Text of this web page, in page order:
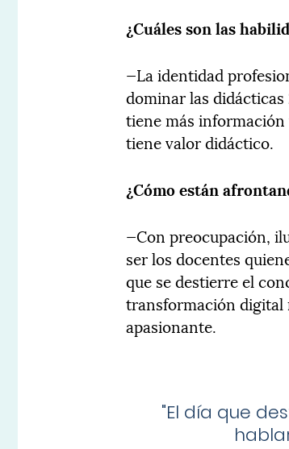
¿Cuáles son las
—La identidad
dominar las
tiene más
tiene valor didáctico.
¿Cómo están
—Con preocupación,
ser los docentes
que se destierre el
transformación digital
apasionante.
"El día que